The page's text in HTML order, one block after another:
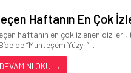
Haftanın En Çok
haftanın en çok izlenen
de “Muhteşem Yüzyıl”...
DEVAMINI OKU →